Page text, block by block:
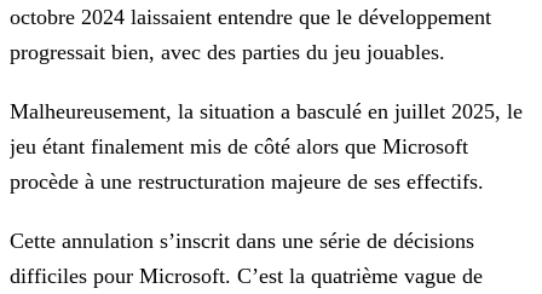
octobre 2024 laissaient entendre que le développement
progressait bien, avec des parties du jeu jouables.
Malheureusement, la situation a basculé en juillet 2025, le
jeu étant finalement mis de côté alors que Microsoft
procède à une restructuration majeure de ses effectifs.
Cette annulation s’inscrit dans une série de décisions
difficiles pour Microsoft. C’est la quatrième vague de